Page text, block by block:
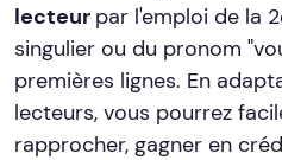
lecteur par l'emploi de la
singulier ou du pronom
premières lignes. En
lecteurs, vous pourrez
rapprocher, gagner en